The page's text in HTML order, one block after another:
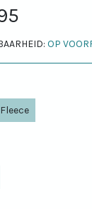
OP